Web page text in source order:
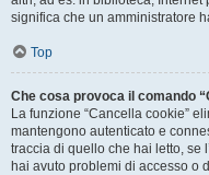
significa che un amministratore
Top
Che cosa provoca il comando
La funzione “Cancella cookie”
mantengono autenticato e
traccia di quello che hai letto, se
hai avuto problemi di accesso o